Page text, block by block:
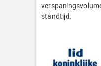
standtijd.